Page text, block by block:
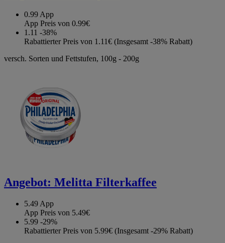
0.99 App
App Preis von 0.99€
1.11 -38%
Rabattierter Preis von 1.11€ (Insgesamt -38% Rabatt)
versch. Sorten und Fettstufen, 100g - 200g
Angebot: Melitta Filterkaffee
5.49 App
App Preis von 5.49€
5.99 -29%
Rabattierter Preis von 5.99€ (Insgesamt -29% Rabatt)